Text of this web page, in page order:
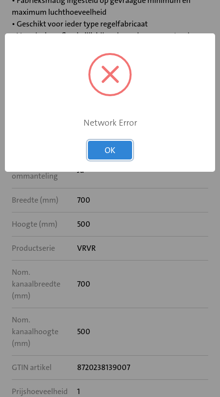
maximum luchthoeveelheid
• Geschikt voor ieder type regelfabricaat
• Voordrukonafhankelijk bij geringe eigen weerstand
ommanteling
Ja
Breedte (mm) 700
Hoogte (mm) 500
Productserie VRVR
Nom.
kanaalbreedte
(mm)
700
Nom.
kanaalhoogte
(mm)
500
GTIN artikel 8720238139007
Prijshoeveelheid 1
Network Error
OK